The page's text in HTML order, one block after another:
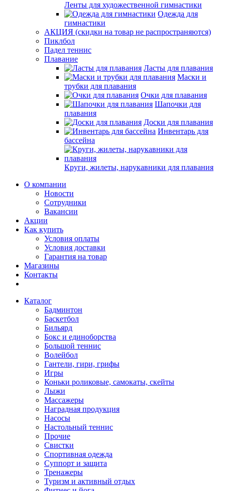
Ленты для художественной гимнастики
Одежда для
гимнастики
АКЦИЯ (скидки на товар не распространяются)
Пиклбол
Падел теннис
Плавание
Ласты для плавания
Маски и
трубки для плавания
Очки для плавания
Шапочки для
плавания
Доски для плавания
Инвентарь для
бассейна
Круги, жилеты, нарукавники для плавания
О компании
Новости
Сотрудники
Вакансии
Акции
Как купить
Условия оплаты
Условия доставки
Гарантия на товар
Магазины
Контакты
Каталог
Бадминтон
Баскетбол
Бильярд
Бокс и единоборства
Большой теннис
Волейбол
Гантели, гири, грифы
Игры
Коньки роликовые, самокаты, скейты
Лыжи
Массажеры
Наградная продукция
Насосы
Настольный теннис
Прочие
Свистки
Спортивная одежда
Суппорт и защита
Тренажеры
Туризм и активный отдых